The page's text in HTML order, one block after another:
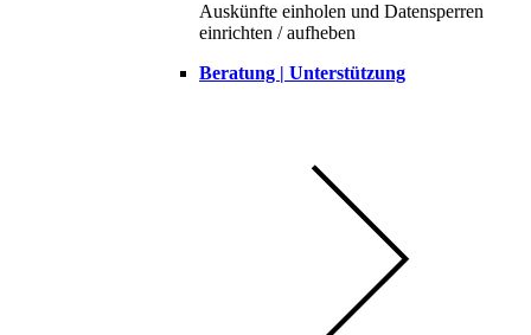
Auskünfte einholen und Datensperren
einrichten / aufheben
Beratung | Unterstützung